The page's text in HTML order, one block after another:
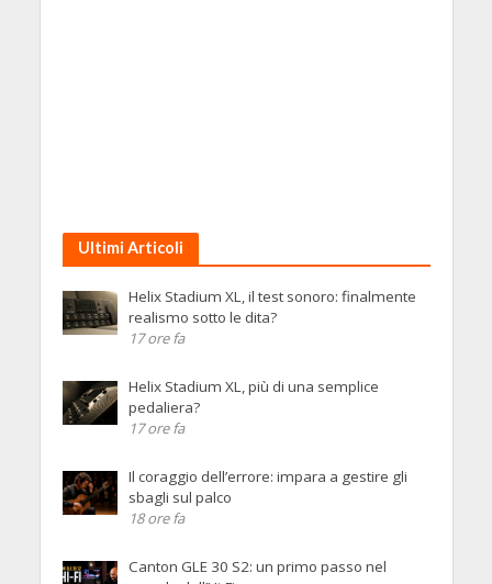
Ultimi Articoli
Helix Stadium XL, il test sonoro: finalmente
realismo sotto le dita?
17 ore fa
Helix Stadium XL, più di una semplice
pedaliera?
17 ore fa
Il coraggio dell’errore: impara a gestire gli
sbagli sul palco
18 ore fa
Canton GLE 30 S2: un primo passo nel